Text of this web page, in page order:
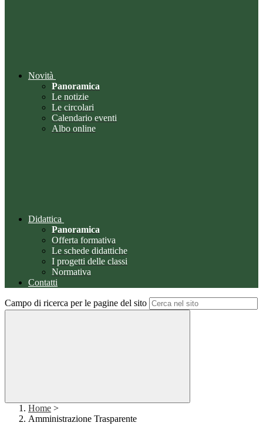
Novità
Panoramica
Le notizie
Le circolari
Calendario eventi
Albo online
Didattica
Panoramica
Offerta formativa
Le schede didattiche
I progetti delle classi
Normativa
Contatti
Campo di ricerca per le pagine del sito
Home >
Amministrazione Trasparente